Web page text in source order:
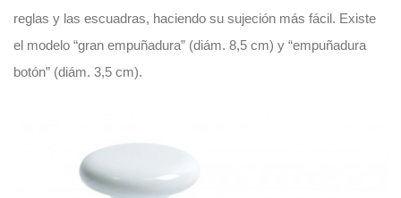
reglas y las escuadras, haciendo su sujeción más fácil. Existe
el modelo “gran empuñadura” (diám. 8,5 cm) y “empuñadura
botón” (diám. 3,5 cm).